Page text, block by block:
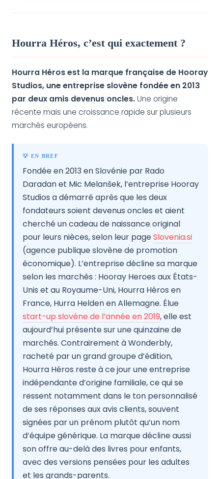
Hourra Héros, c’est qui exactement ?
Hourra Héros est la marque française de Hooray
Studios, une entreprise slovène fondée en 2013
par deux amis devenus oncles.Une origine
récente mais une croissance rapide sur plusieurs
marchés européens.
💡 EN BREF
Fondée en 2013 en Slovénie par Rado
Daradan et Mic Melanšek, l’entreprise Hooray
Studios a démarré après que les deux
fondateurs soient devenus oncles et aient
cherché un cadeau de naissance original
pour leurs nièces, selon leur pageSlovenia.si
(agence publique slovène de promotion
économique). L’entreprise décline sa marque
selon les marchés : Hooray Heroes aux États-
Unis et au Royaume-Uni, Hourra Héros en
France, Hurra Helden en Allemagne. Élue
start-up slovène de l’année en 2019, elle est
aujourd’hui présente sur une quinzaine de
marchés. Contrairement à Wonderbly,
racheté par un grand groupe d’édition,
Hourra Héros reste à ce jour une entreprise
indépendante d’origine familiale, ce qui se
ressent notamment dans le ton personnalisé
de ses réponses aux avis clients, souvent
signées par un prénom plutôt qu’un nom
d’équipe générique. La marque décline aussi
son offre au-delà des livres pour enfants,
avec des versions pensées pour les adultes
et les grands-parents.